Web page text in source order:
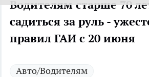
Водителям старше 70
садиться за руль -
правил ГАИ с 20 июня
Авто/Водителям